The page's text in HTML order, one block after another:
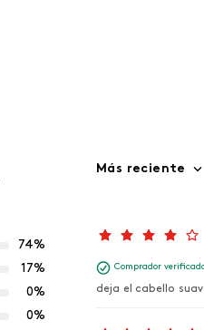
74%
17%
0%
0%
Más reciente
Comprador
deja el cabello